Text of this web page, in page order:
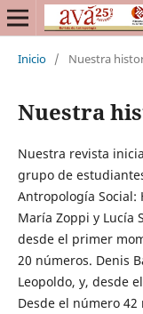
Inicio / Nuestra
Nuestra
Nuestra revista
grupo de
Antropología Social:
María Zoppi y Lucía
desde el primer
20 números. Denis
Leopoldo, y, desde
Desde el número